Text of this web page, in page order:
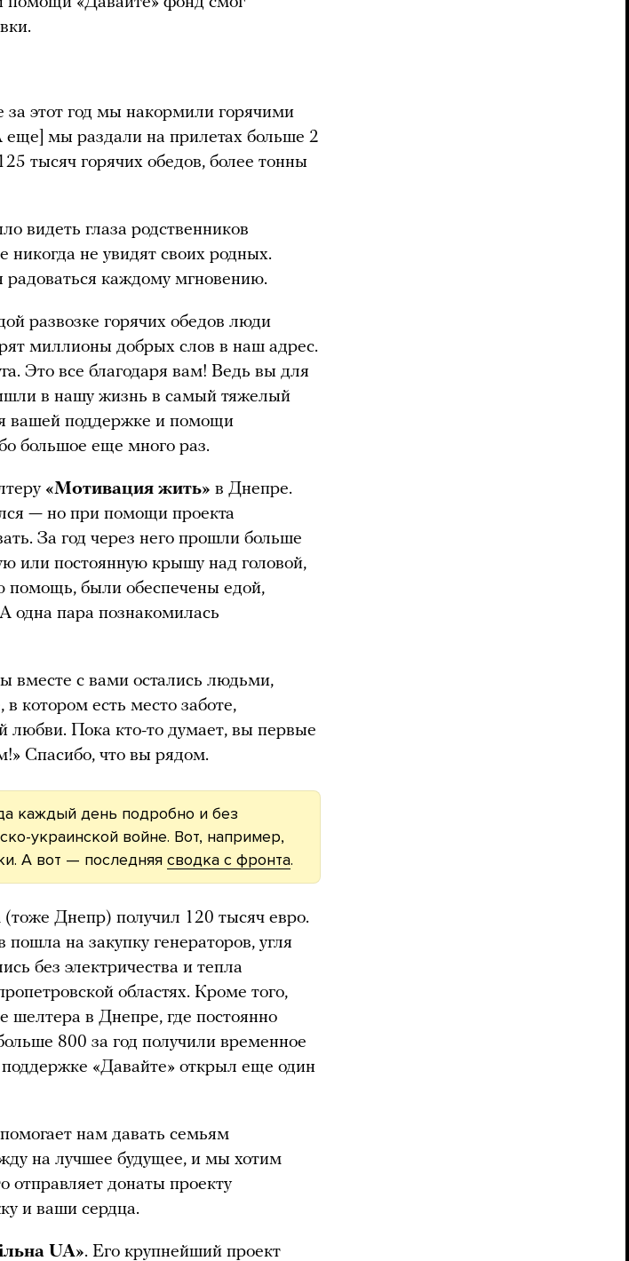
этот год мы накормили горячими
еще] мы раздали на прилетах больше 2
тысяч горячих обедов, более тонны
видеть глаза родственников
никогда не увидят своих родных.
каждому мгновению.
развозке горячих обедов люди
миллионы добрых слов в наш адрес.
Это все благодаря вам! Ведь вы для
в нашу жизнь в самый тяжелый
вашей поддержке и помощи
большое еще много раз.
«Мотивация жить» в Днепре.
— но при помощи проекта
За год через него прошли больше
или постоянную крышу над головой,
помощь, были обеспечены едой,
одна пара познакомилась
вместе с вами остались людьми,
котором есть место заботе,
любви. Пока кто-то думает, вы первые
Спасибо, что вы рядом.
каждый день подробно и без
украинской войне. Вот, например,
А вот — последняя сводка с фронта.
(тоже Днепр) получил 120 тысяч евро.
пошла на закупку генераторов, угля
без электричества и тепла
областях. Кроме того,
шелтера в Днепре, где постоянно
800 за год получили временное
«Давайте» открыл еще один
нам давать семьям
на лучшее будущее, и мы хотим
отправляет донаты проекту
и ваши сердца.
UA». Его крупнейший проект